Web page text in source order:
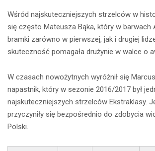
Wśród najskuteczniejszych strzelców w
się często Mateusza Bąka, który w barwach
bramki zarówno w pierwszej, jak i drugiej
skuteczność pomagała drużynie w walce o
W czasach nowożytnych wyróżnił się
napastnik, który w sezonie 2016/2017 był
najskuteczniejszych strzelców Ekstraklasy.
przyczyniły się bezpośrednio do zdobycia
Polski.